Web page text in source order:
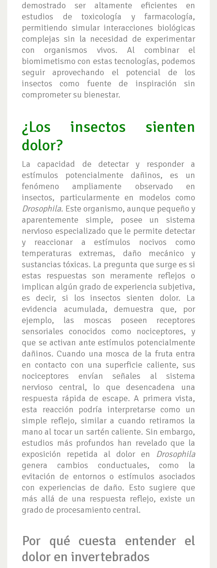
demostrado ser altamente eficientes en
estudios de toxicología y farmacología,
permitiendo simular interacciones biológicas
complejas sin la necesidad de experimentar
con organismos vivos. Al combinar el
biomimetismo con estas tecnologías, podemos
seguir aprovechando el potencial de los
insectos como fuente de inspiración sin
comprometer su bienestar.
¿Los insectos sienten
dolor?
La capacidad de detectar y responder a
estímulos potencialmente dañinos, es un
fenómeno ampliamente observado en
insectos, particularmente en modelos como
Drosophila. Este organismo, aunque pequeño y
aparentemente simple, posee un sistema
nervioso especializado que le permite detectar
y reaccionar a estímulos nocivos como
temperaturas extremas, daño mecánico y
sustancias tóxicas. La pregunta que surge es si
estas respuestas son meramente reflejos o
implican algún grado de experiencia subjetiva,
es decir, si los insectos sienten dolor. La
evidencia acumulada, demuestra que, por
ejemplo, las moscas poseen receptores
sensoriales conocidos como nociceptores, y
que se activan ante estímulos potencialmente
dañinos. Cuando una mosca de la fruta entra
en contacto con una superficie caliente, sus
nociceptores envían señales al sistema
nervioso central, lo que desencadena una
respuesta rápida de escape. A primera vista,
esta reacción podría interpretarse como un
simple reflejo, similar a cuando retiramos la
mano al tocar un sartén caliente. Sin embargo,
estudios más profundos han revelado que la
exposición repetida al dolor en Drosophila
genera cambios conductuales, como la
evitación de entornos o estímulos asociados
con experiencias de daño. Esto sugiere que
más allá de una respuesta reflejo, existe un
grado de procesamiento central.
Por qué cuesta entender el
dolor en invertebrados